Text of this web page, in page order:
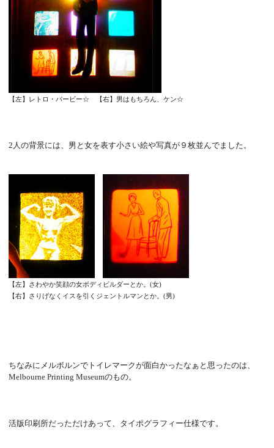
【左】レトロ・バービー☆ 【右】男はもちろん、ケン☆
2人の背景には、男と女を表す小さい絵や写真が９枚並んでました。
【左】さわやか笑顔の女ボディビルダーとか。 (女)
【右】さりげなくイスを引くジェントルマンとか。(男)
ちなみにメルボルンでトイレマークが面白かったなぁと思ったのは、
Melbourne Printing Museumのもの。
活版印刷所だっただけあって、タイポグラフィー仕様です。